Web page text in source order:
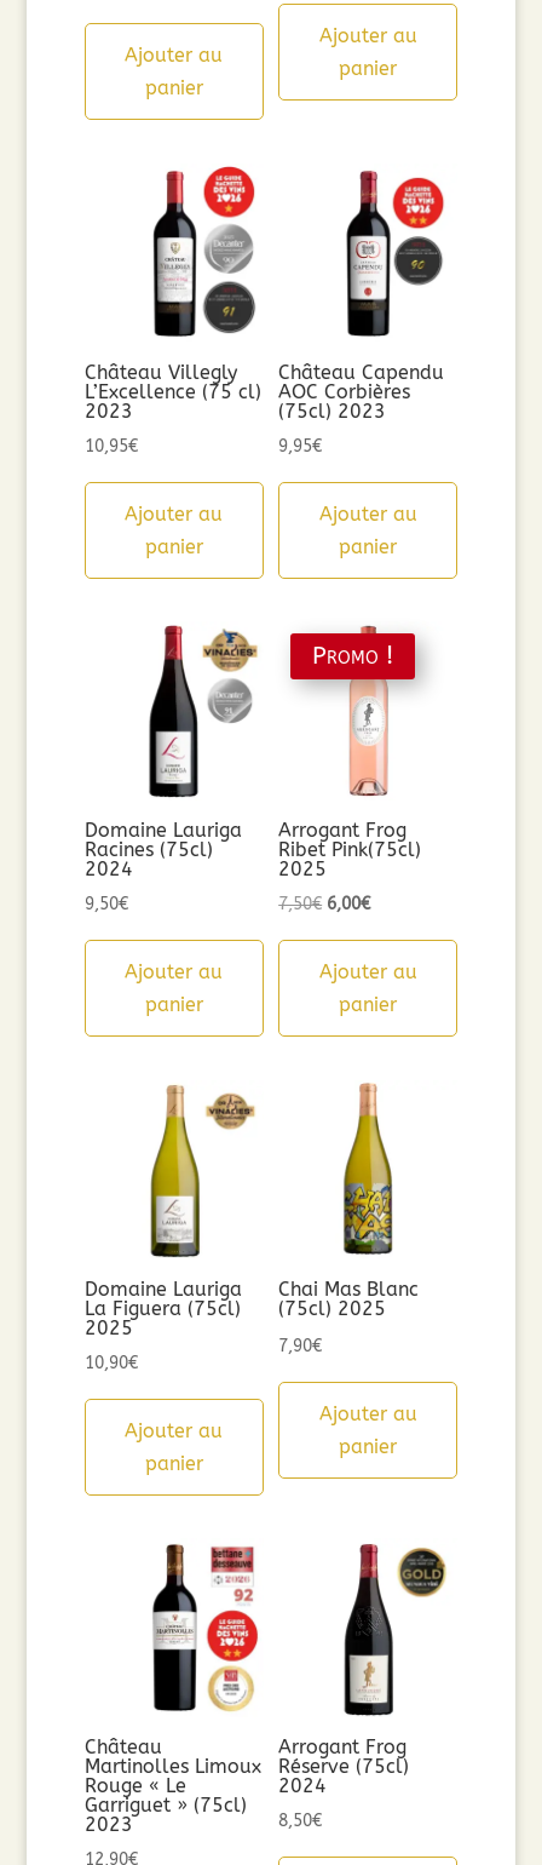
Ajouter au
panier
Ajouter au
panier
Château Villegly
L’Excellence (75 cl)
2023
10,95€
Ajouter au
panier
Château Capendu
AOC Corbières
(75cl) 2023
9,95€
Ajouter au
panier
Domaine Lauriga
Racines (75cl)
2024
9,50€
Ajouter au
panier
Promo !
Arrogant Frog
Ribet Pink(75cl)
2025
7,50€ Le
initial
était :
6,00€Le
actuel
est :
Ajouter au
panier
Domaine Lauriga
La Figuera (75cl)
2025
10,90€
Ajouter au
panier
Chai Mas Blanc
(75cl) 2025
7,90€
Ajouter au
panier
Château
Martinolles Limoux
Rouge « Le
Garriguet » (75cl)
2023
12,90€
Arrogant Frog
Réserve (75cl)
2024
8,50€